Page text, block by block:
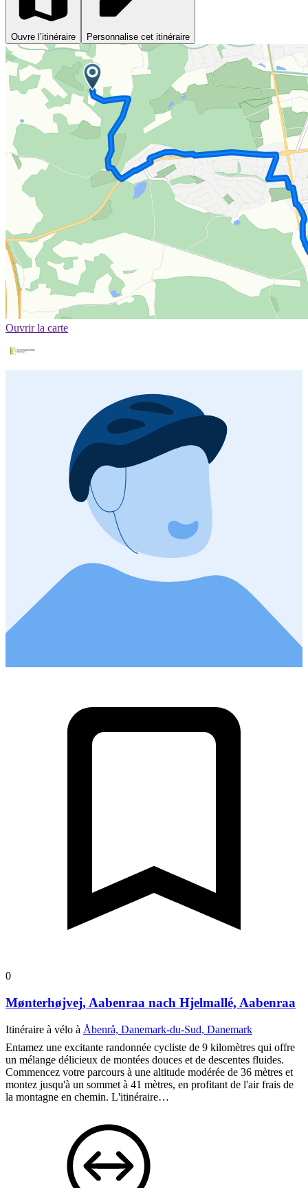
Ouvre l’itinéraire Personnalise cet itinéraire
Ouvrir la carte
0
Mønterhøjvej, Aabenraa nach Hjelmallé, Aabenraa
Itinéraire à vélo à Åbenrå, Danemark-du-Sud, Danemark
Entamez une excitante randonnée cycliste de 9 kilomètres qui offre
un mélange délicieux de montées douces et de descentes fluides.
Commencez votre parcours à une altitude modérée de 36 mètres et
montez jusqu'à un sommet à 41 mètres, en profitant de l'air frais de
la montagne en chemin. L'itinéraire…